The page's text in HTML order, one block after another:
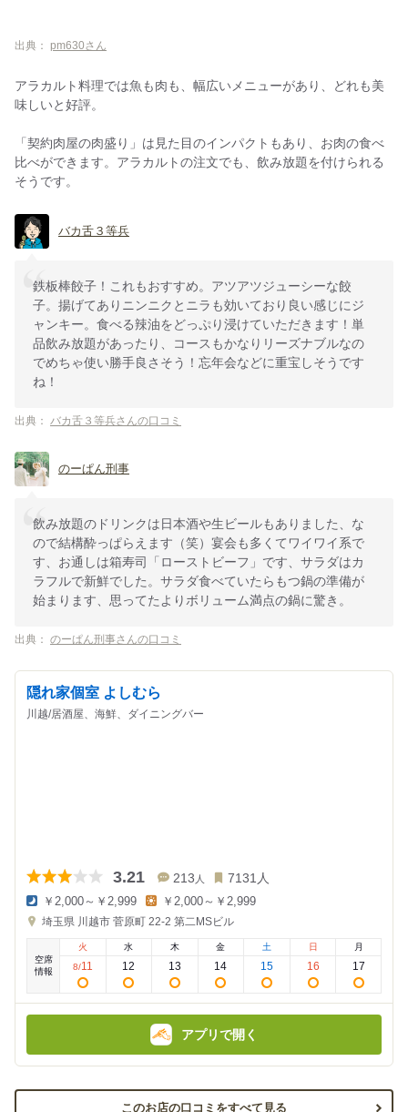
出典： pm630さん
アラカルト料理では魚も肉も、幅広いメニューがあり、どれも美
味しいと好評。
「契約肉屋の肉盛り」は見た目のインパクトもあり、お肉の食べ
比べができます。アラカルトの注文でも、飲み放題を付けられる
そうです。
バカ舌３等兵
鉄板棒餃子！これもおすすめ。アツアツジューシーな餃
子。揚げてありニンニクとニラも効いており良い感じにジ
ャンキー。食べる辣油をどっぷり浸けていただきます！単
品飲み放題があったり、コースもかなりリーズナブルなの
でめちゃ使い勝手良さそう！忘年会などに重宝しそうです
ね！
出典： バカ舌３等兵さんの口コミ
のーぱん刑事
飲み放題のドリンクは日本酒や生ビールもありました、な
ので結構酔っぱらえます（笑）宴会も多くてワイワイ系で
す、お通しは箱寿司「ローストビーフ」です、サラダはカ
ラフルで新鮮でした。サラダ食べていたらもつ鍋の準備が
始まります、思ってたよりボリューム満点の鍋に驚き。
出典： のーぱん刑事さんの口コミ
隠れ家個室 よしむら
川越/居酒屋、海鮮、ダイニングバー
3.21 213 人 7131 人
夜
の
額
￥2,000～￥2,999
の
￥2,000～￥2,999
埼玉県 川越市 菅原町 22-2 第二MSビル
空席
情報
火
8/11
水
12
木
13
金
14
土
15
日
16
月
17
アプリで開く
このお店の口コミをすべて見る